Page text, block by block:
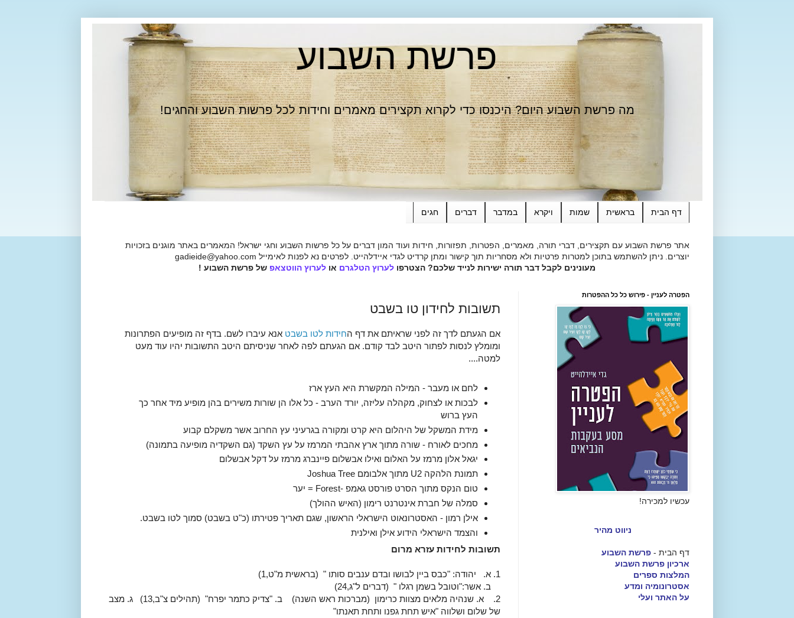
פרשת השבוע
מה פרשת השבוע היום? היכנסו כדי לקרוא תקצירים מאמרים וחידות לכל פרשות השבוע והחגים!
דף הבית בראשית שמות ויקרא במדבר דברים חגים
אתר פרשת השבוע עם תקצירים, דברי תורה, מאמרים, הפטרות, תפזורות, חידות ועוד המון דברים על כל פרשות השבוע וחגי ישראל! המאמרים באתר מוגנים בזכויות
יוצרים. ניתן להשתמש בתוכן למטרות פרטיות ולא מסחריות תוך קישור ומתן קרדיט לגדי איידלהייט. לפרטים נא לפנות לאימייל gadieide@yahoo.com
מעונינים לקבל דבר תורה ישירות לנייד שלכם? הצטרפו לערוץ הטלגרם או לערוץ הווטצאפ של פרשת השבוע !
תשובות לחידון טו בשבט
אם הגעתם לדך זה לפני שראיתם את דף החידות לטו בשבט אנא עיברו לשם. בדף זה מופיעים הפתרונות
ומומלץ לנסות לפתור היטב לבד קודם. אם הגעתם לפה לאחר שניסיתם היטב התשובות יהיו עוד מעט
למטה....
לחם או מעבר - המילה המקשרת היא העץ ארז
לבכות או לצחוק, מקהלה עליזה, יורד הערב - כל אלו הן שורות משירים בהן מופיע מיד אחר כך
העץ ברוש
מידת המשקל של היהלום היא קרט ומקורה בגרעיני עץ החרוב אשר משקלם קבוע
מחכים לאורח - שורה מתוך ארץ אהבתי המרמז על עץ השקד (גם השקדיה מופיעה בתמונה)
יגאל אלון מרמז על האלום ואילו אבשלום פיינברג מרמז על דקל אבשלום
תמונת הלהקה U2 מתוך אלבומם Joshua Tree
טום הנקס מתוך הסרט פורסט גאמפ -Forest = יער
סמלה של חברת אינטרנט רימון (האיש ההולך)
אילן רמון - האסטרונאוט הישראלי הראשון, שגם תאריך פטירתו (כ"ט בשבט) סמוך לטו בשבט.
והצמד הישראלי הידוע אילן ואילנית
תשובות לחידות עזרא מרום
1. א. יהודה: "כבס ביין לבושו ובדם ענבים סותו " (בראשית מ"ט,1)
ב. אשר:"וטובל בשמן רגלו " (דברים ל"ג,24)
2. א. שנהיה מלאים מצוות כרימון (מברכות ראש השנה) ב. "צדיק כתמר יפרח" (תהילים צ"ב,13) ג. מצב
של שלום ושלווה "איש תחת גפנו ותחת תאנתו"
הפטרה לעניין - פירוש כל כל ההפטרות
עכשיו למכירה!
ניווט מהיר
דף הבית - פרשת השבוע
ארכיון פרשת השבוע
המלצות ספרים
אסטרונומיה ומדע
על האתר ועלי